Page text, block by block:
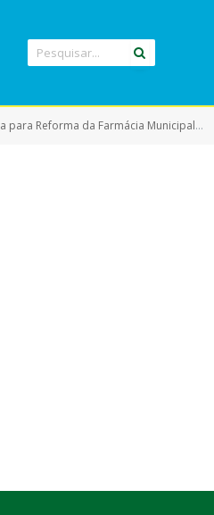
localizada na Rua do Aeroporto, Bairro – Centro – km 02)